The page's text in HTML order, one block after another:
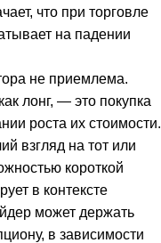
что при торговле
на падении
не приемлема.
лонг, — это покупка
роста их стоимости.
взгляд на тот или
короткой
в контексте
может держать
в зависимости